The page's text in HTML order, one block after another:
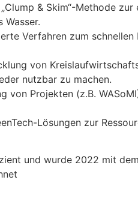
& Skim“-Methode
Verfahren zum schnellen
von
nutzbar zu machen.
von Projekten (z.B.
Lösungen zur
und wurde 2022 mit